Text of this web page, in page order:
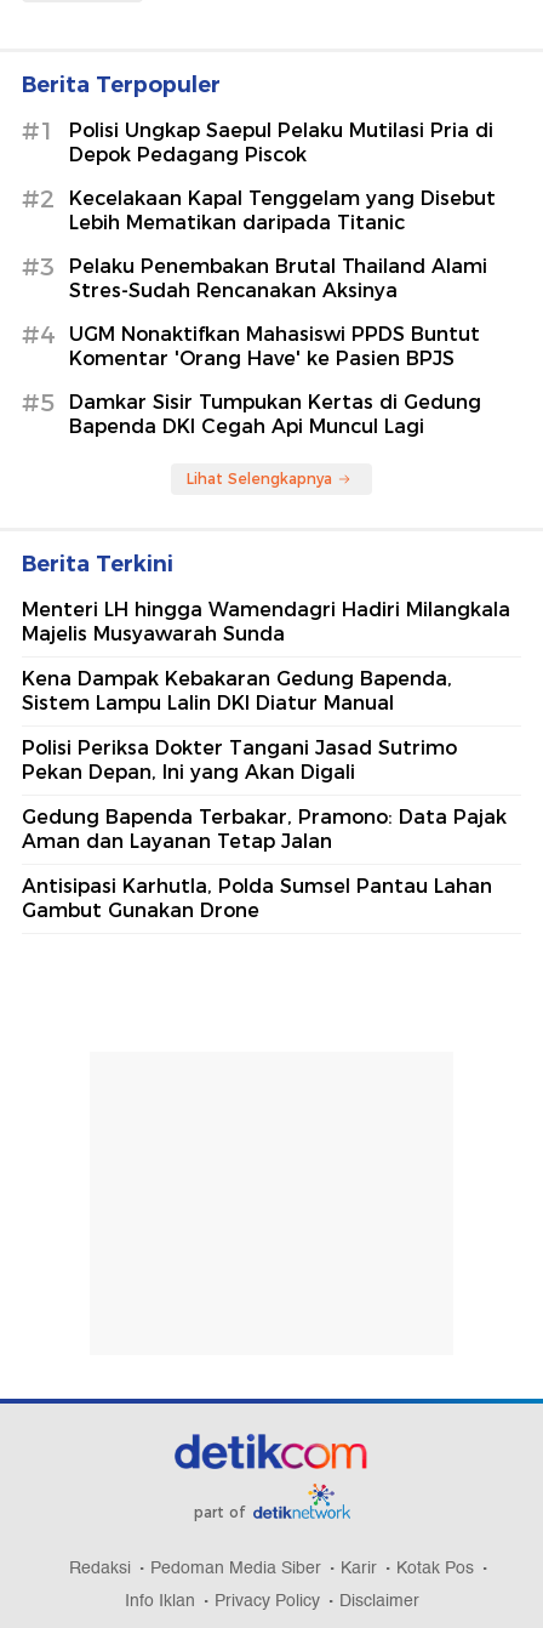
Berita Terpopuler
#1
Polisi Ungkap Saepul Pelaku Mutilasi Pria di
Depok Pedagang Piscok
#2
Kecelakaan Kapal Tenggelam yang Disebut
Lebih Mematikan daripada Titanic
#3
Pelaku Penembakan Brutal Thailand Alami
Stres-Sudah Rencanakan Aksinya
#4
UGM Nonaktifkan Mahasiswi PPDS Buntut
Komentar 'Orang Have' ke Pasien BPJS
#5
Damkar Sisir Tumpukan Kertas di Gedung
Bapenda DKI Cegah Api Muncul Lagi
Lihat Selengkapnya
Berita Terkini
Menteri LH hingga Wamendagri Hadiri Milangkala
Majelis Musyawarah Sunda
Kena Dampak Kebakaran Gedung Bapenda,
Sistem Lampu Lalin DKI Diatur Manual
Polisi Periksa Dokter Tangani Jasad Sutrimo
Pekan Depan, Ini yang Akan Digali
Gedung Bapenda Terbakar, Pramono: Data Pajak
Aman dan Layanan Tetap Jalan
Antisipasi Karhutla, Polda Sumsel Pantau Lahan
Gambut Gunakan Drone
part of
Redaksi Pedoman Media Siber Karir
Kotak Pos
Info Iklan
Privacy Policy Disclaimer